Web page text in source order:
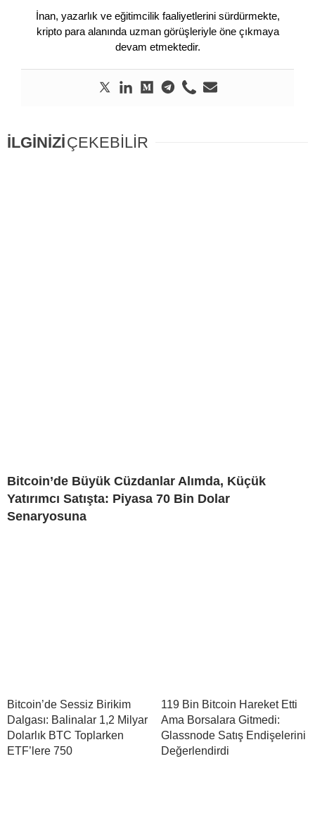
İnan, yazarlık ve eğitimcilik faaliyetlerini sürdürmekte,
kripto para alanında uzman görüşleriyle öne çıkmaya
devam etmektedir.
İLGİNİZİÇEKEBİLİR
Bitcoin’de Büyük Cüzdanlar Alımda, Küçük
Yatırımcı Satışta: Piyasa 70 Bin Dolar
Senaryosuna
Bitcoin’de Sessiz Birikim
Dalgası: Balinalar 1,2 Milyar
Dolarlık BTC Toplarken
ETF’lere 750
119 Bin Bitcoin Hareket Etti
Ama Borsalara Gitmedi:
Glassnode Satış Endişelerini
Değerlendirdi